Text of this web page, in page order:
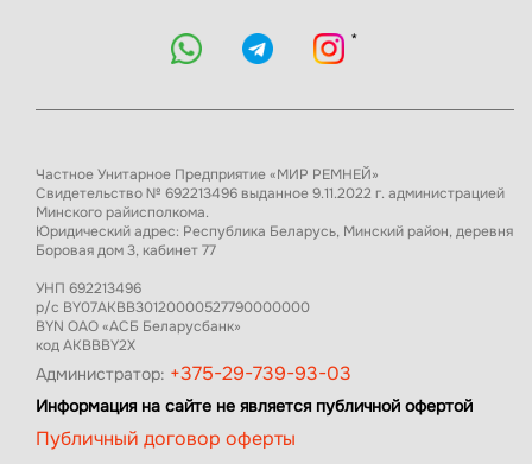
*
Частное Унитарное Предприятие «МИР РЕМНЕЙ»
Свидетельство № 692213496 выданное 9.11.2022 г. администрацией
Минского райисполкома.
Юридический адрес: Республика Беларусь, Минский район, деревня
Боровая дом 3, кабинет 77
УНП 692213496
р/с BY07AKBB30120000527790000000
BYN ОАО «АСБ Беларусбанк»
код AKBBBY2X
Администратор: +375-29-739-93-03
Информация на сайте не является публичной офертой
Публичный договор оферты